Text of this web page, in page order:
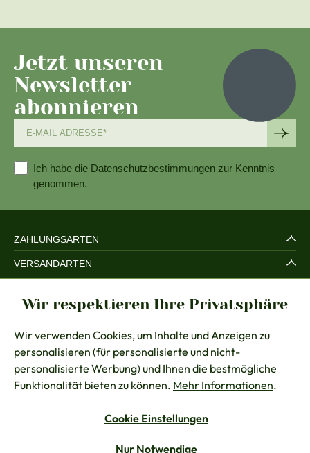
Jetzt unseren
Newsletter
abonnieren
Ich habe die Datenschutzbestimmungen zur Kenntnis
genommen.
ZAHLUNGSARTEN
VERSANDARTEN
RECHTLICHES
BERATUNG
KONTAKT
Vertrag widerrufen
Wir respektieren Ihre Privatsphäre
Wir verwenden Cookies, um Inhalte und Anzeigen zu
personalisieren (für personalisierte und nicht-
personalisierte Werbung) und Ihnen die bestmögliche
Funktionalität bieten zu können. Mehr Informationen.
Cookie Einstellungen
Nur Notwendige